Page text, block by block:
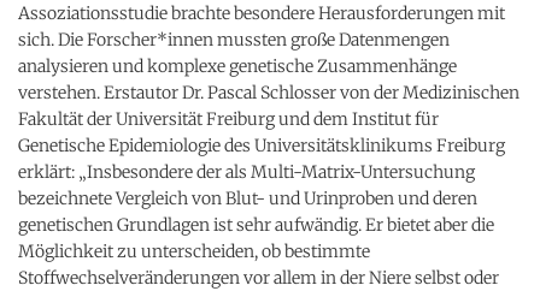
Assoziationsstudie brachte besondere Herausforderungen mit
sich. Die Forscher*innen mussten große Datenmengen
analysieren und komplexe genetische Zusammenhänge
verstehen. Erstautor Dr. Pascal Schlosser von der Medizinischen
Fakultät der Universität Freiburg und dem Institut für
Genetische Epidemiologie des Universitätsklinikums Freiburg
erklärt: „Insbesondere der als Multi-Matrix-Untersuchung
bezeichnete Vergleich von Blut- und Urinproben und deren
genetischen Grundlagen ist sehr aufwändig. Er bietet aber die
Möglichkeit zu unterscheiden, ob bestimmte
Stoffwechselveränderungen vor allem in der Niere selbst oder